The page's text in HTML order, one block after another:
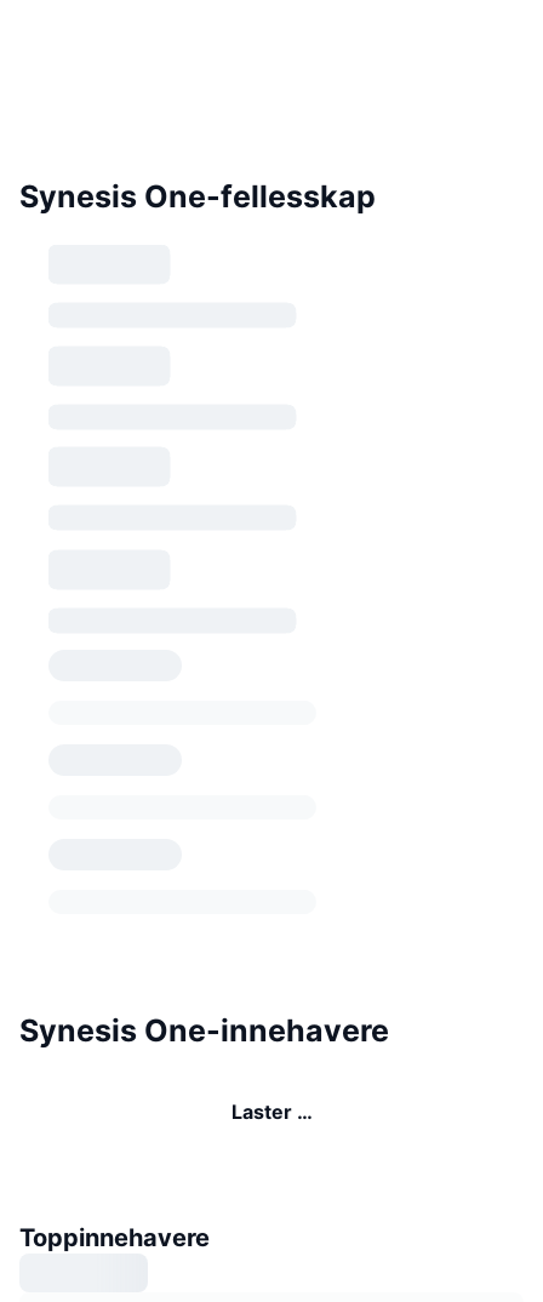
Synesis One-fellesskap
Synesis One-innehavere
Laster …
Toppinnehavere